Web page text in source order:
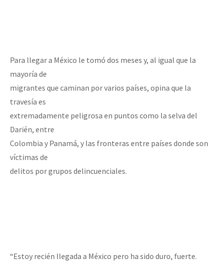
Para llegar a México le tomó dos meses y, al igual que la
mayoría de
migrantes que caminan por varios países, opina que la
travesía es
extremadamente peligrosa en puntos como la selva del
Darién, entre
Colombia y Panamá, y las fronteras entre países donde son
víctimas de
delitos por grupos delincuenciales.
“Estoy recién llegada a México pero ha sido duro, fuerte.